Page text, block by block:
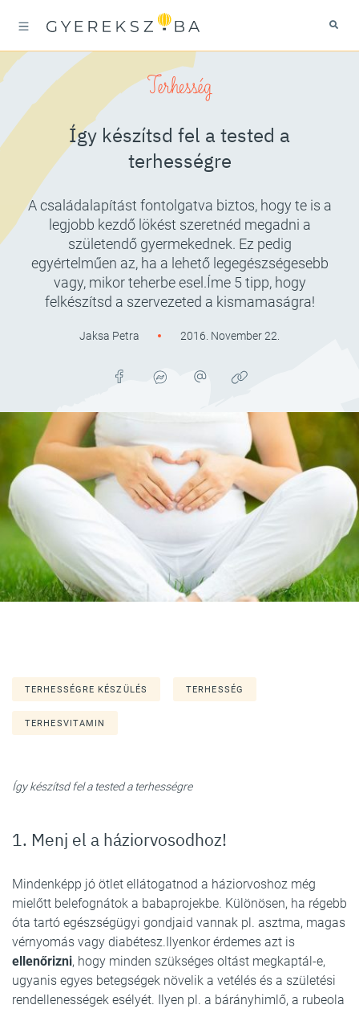
Terhesség
Így készítsd fel a tested a
terhességre
A családalapítást fontolgatva biztos, hogy te is a
legjobb kezdő lökést szeretnéd megadni a
születendő gyermekednek. Ez pedig
egyértelműen az, ha a lehető legegészségesebb
vagy, mikor teherbe esel.Íme 5 tipp, hogy
felkészítsd a szervezeted a kismamaságra!
Jaksa Petra 2016. November 22.
TERHESSÉGRE KÉSZÜLÉS TERHESSÉG
TERHESVITAMIN
Így készítsd fel a tested a terhességre
1. Menj el a háziorvosodhoz!
Mindenképp jó ötlet ellátogatnod a háziorvoshoz még
mielőtt belefognátok a babaprojekbe. Különösen, ha régebb
óta tartó egészségügyi gondjaid vannak pl. asztma, magas
vérnyomás vagy diabétesz.Ilyenkor érdemes azt is
ellenőrizni, hogy minden szükséges oltást megkaptál-e,
ugyanis egyes betegségek növelik a vetélés és a születési
rendellenességek esélyét. Ilyen pl. a bárányhimlő, a rubeola